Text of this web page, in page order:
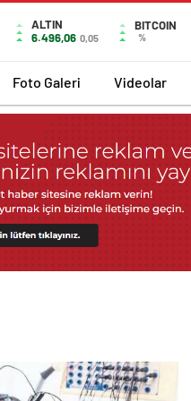
ALTIN
6.496,06 0,05
BITCOIN
%
Foto Galeri Videolar